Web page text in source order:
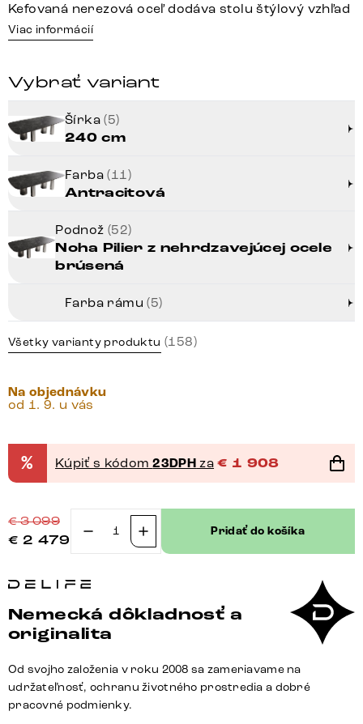
Kefovaná nerezová oceľ dodáva stolu štýlový vzhľad
Viac informácií
Vybrať variant
Šírka(5)
240 cm
Farba(11)
Antracitová
Podnož(52)
Noha Pilier z nehrdzavejúcej ocele
brúsená
Farba rámu(5)
Všetky varianty produktu (158)
Na objednávku
od 1. 9. u vás
% Kúpiť s kódom23DPH za € 1 908
€3 099
€ 2 479
množstvo
stôl
zaoblený
240×120
cm
keramika
Laminam®
Pridať do košíka
Nemecká dôkladnosť a
originalita
Od svojho založenia v roku 2008 sa zameriavame na
udržateľnosť, ochranu životného prostredia a dobré
pracovné podmienky.